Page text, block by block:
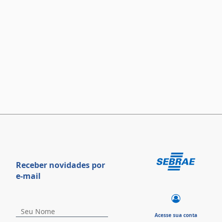
Receber novidades por
e-mail
Acesse sua conta